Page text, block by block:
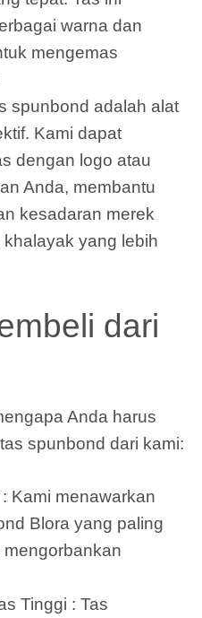
warna dan
mengemas
spunbond adalah alat
Kami dapat
dengan logo atau
Anda, membantu
kesadaran merek
yang lebih
dari
Anda harus
spunbond dari kami:
Kami menawarkan
Blora yang paling
Tinggi : Tas